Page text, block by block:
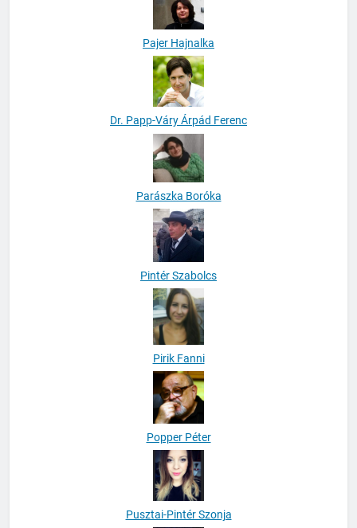
Pajer Hajnalka
Dr. Papp-Váry Árpád Ferenc
Parászka Boróka
Pintér Szabolcs
Pirik Fanni
Popper Péter